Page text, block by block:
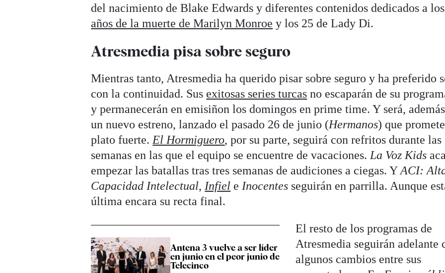
del nacimiento de Blake Edwards y diferentes contenidos dedicados a
años de la muerte de Marilyn Monroe y los 25 de Lady Di.
Atresmedia pisa sobre seguro
Mientras tanto, Atresmedia ha querido pisar sobre seguro y ha preferido
con la continuidad. Sus exitosas series turcas no escaparán de su
y permanecerán en emisiñon los domingos en prime time. Y será,
un nuevo estreno, lanzado el pasado 26 de junio (Hermanos) que
plato fuerte. El Hormiguero, por su parte, seguirá con refritos durante las
semanas en las que el equipo se encuentre de vacaciones. La Voz Kids
empezar las batallas tras tres semanas de audiciones a ciegas. YACI:
Capacidad Intelectual, Infiel e Inocentes seguirán en parrilla. Aunque
última encara su recta final.
Antena 3 vuelve a ser líder
en junio en el peor junio de
Telecinco
El resto de los programas de
Atresmedia seguirán adelante
algunos cambios entre sus